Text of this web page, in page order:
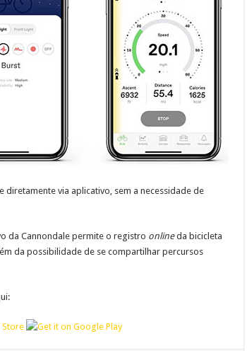
diretamente via aplicativo, sem a necessidade de
da Cannondale permite o registro onlineda bicicleta
da possibilidade de se compartilhar percursos